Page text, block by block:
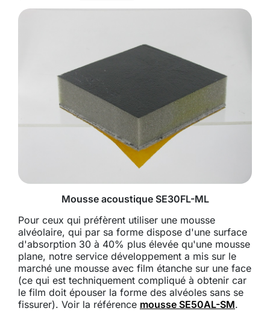
Mousse acoustique SE30FL-ML
Pour ceux qui préfèrent utiliser une mousse
alvéolaire, qui par sa forme dispose d'une surface
d'absorption 30 à 40% plus élevée qu'une mousse
plane, notre service développement a mis sur le
marché une mousse avec film étanche sur une face
(ce qui est techniquement compliqué à obtenir car
le film doit épouser la forme des alvéoles sans se
fissurer). Voir la référence mousse SE50AL-SM.